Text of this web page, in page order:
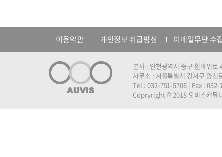
이용약관 개인정보 취급방침 이메일무단 수
본사 : 인천광역시 중구 흰바위
사무소 : 서울특별시 강서구 양천
Tel : 032-751-5706 | Fax :
Copryright © 2018 오비스커뮤